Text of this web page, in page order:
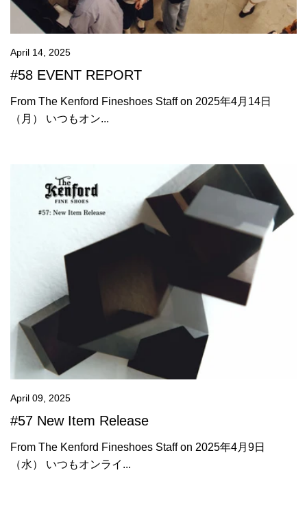
April 14, 2025
#58 EVENT REPORT
From The Kenford Fineshoes Staff on 2025年4月14日
（月） いつもオン...
April 09, 2025
#57 New Item Release
From The Kenford Fineshoes Staff on 2025年4月9日
（水） いつもオンライ...